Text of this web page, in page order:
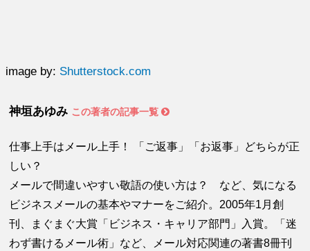
image by: Shutterstock.com
神垣あゆみ この著者の記事一覧
仕事上手はメール上手！ 「ご返事」「お返事」どちらが正
しい？
メールで間違いやすい敬語の使い方は？ など、気になる
ビジネスメールの基本やマナーをご紹介。2005年1月創
刊、まぐまぐ大賞「ビジネス・キャリア部門」入賞。「迷
わず書けるメール術」など、メール対応関連の著書8冊刊